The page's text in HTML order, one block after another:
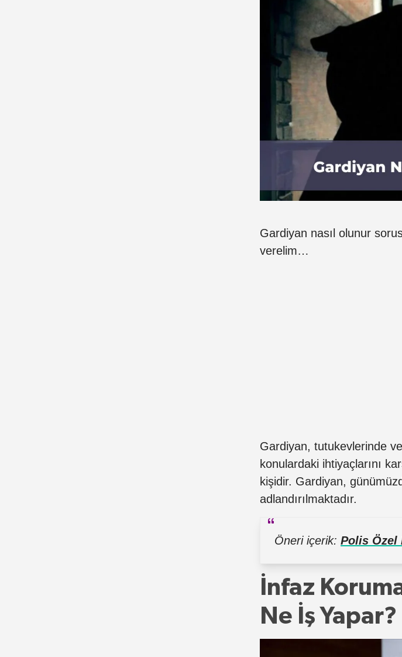
Gardiyan nasıl olunur
verelim…
Gardiyan, tutukevlerinde
konulardaki ihtiyaçlarını
kişidir. Gardiyan,
adlandırılmaktadır.
Öneri içerik: Polis Özel
İnfaz
Ne İş Yapar?